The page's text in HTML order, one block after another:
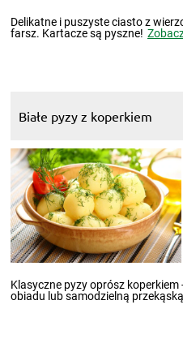
Delikatne i puszyste ciasto z
farsz. Kartacze są pyszne!
Białe pyzy z koperkiem
Klasyczne pyzy oprósz
obiadu lub samodzielną